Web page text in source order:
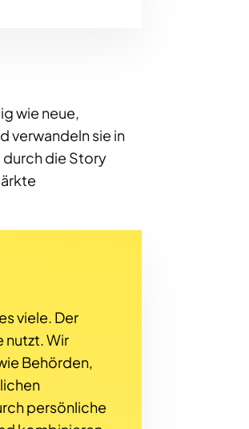
wie neue,
verwandeln sie in
die Story
viele. Der
nutzt. Wir
Behörden,
persönliche